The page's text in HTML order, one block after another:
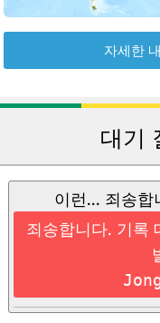
자세한
대기
이런... 죄송합
죄송합니다. 기록